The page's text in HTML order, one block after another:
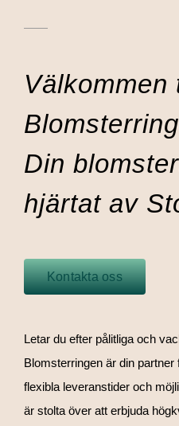
Välkommen
Din
hjärtat av
Kontakta oss
Letar du efter pålitliga och
Blomsterringen är din
flexibla leveranstider och
är stolta över att erbjuda